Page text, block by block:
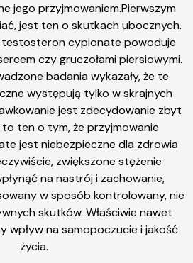
jego przyjmowaniem.Pierwszym
jest ten o skutkach ubocznych.
testosteron cypionate powoduje
czy gruczołami piersiowymi.
badania wykazały, że te
występują tylko w skrajnych
jest zdecydowanie zbyt
ten o tym, że przyjmowanie
jest niebezpieczne dla zdrowia
zwiększone stężenie
na nastrój i zachowanie,
w sposób kontrolowany, nie
skutków. Właściwie nawet
wpływ na samopoczucie i jakość
życia.